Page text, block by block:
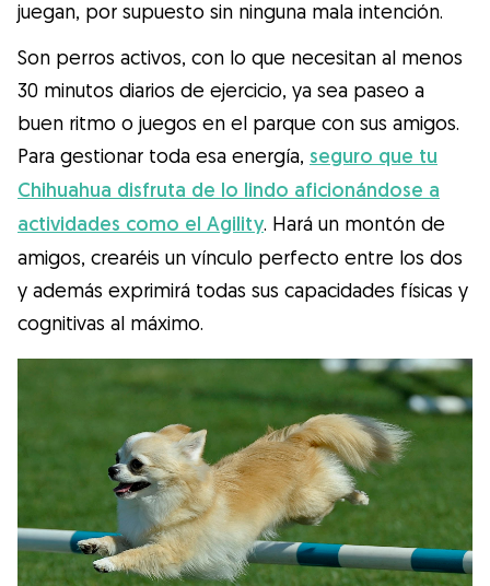
juegan, por supuesto sin ninguna mala intención.
Son perros activos, con lo que necesitan al menos
30 minutos diarios de ejercicio, ya sea paseo a
buen ritmo o juegos en el parque con sus amigos.
Para gestionar toda esa energía, seguro que tu
Chihuahua disfruta de lo lindo aficionándose a
actividades como el Agility. Hará un montón de
amigos, crearéis un vínculo perfecto entre los dos
y además exprimirá todas sus capacidades físicas y
cognitivas al máximo.